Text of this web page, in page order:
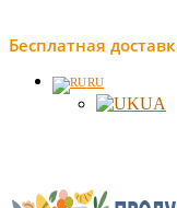
Бесплатная
RU
UA